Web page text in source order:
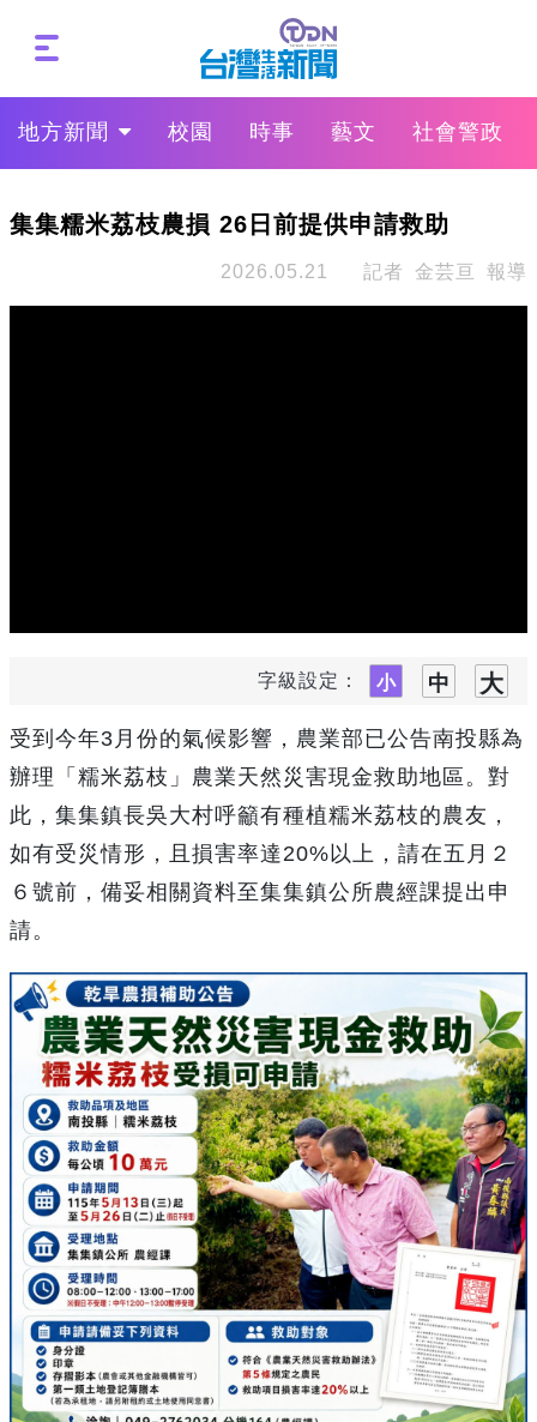
地方新聞 校園 時事 藝文 社會警政
集集糯米荔枝農損 26日前提供申請救助
2026.05.21 記者 金芸亘 報導
字級設定：
受到今年3月份的氣候影響，農業部已公告南投縣為
辦理「糯米荔枝」農業天然災害現金救助地區。對
此，集集鎮長吳大村呼籲有種植糯米荔枝的農友，
如有受災情形，且損害率達20%以上，請在五月２
６號前，備妥相關資料至集集鎮公所農經課提出申
請。